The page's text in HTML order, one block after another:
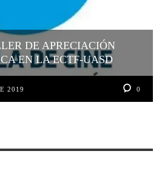
DE APRECIACIÓN
EN LA ECTF-UASD
2019 0